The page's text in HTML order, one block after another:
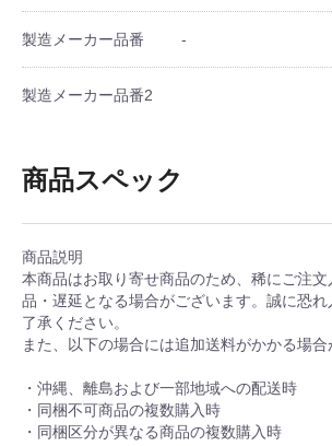
製造メーカー品番 -
製造メーカー品番2
商品スペック
商品説明
本商品はお取り寄せ商品のため、稀にご注文
品・遅延となる場合がございます。誠に恐
了承ください。
また、以下の場合には追加送料がかかる場合
・沖縄、離島および一部地域への配送時
・同梱不可商品の複数購入時
・同梱区分が異なる商品の複数購入時